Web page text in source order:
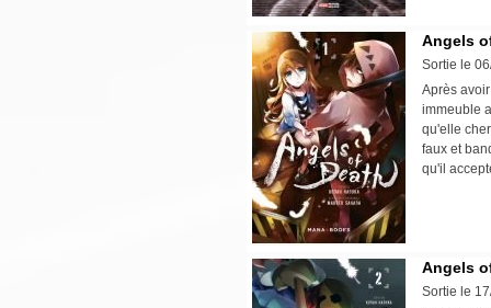
Angels
Sortie le
Après
immeuble
qu'elle
faux et
qu'il
Angels
Sortie le